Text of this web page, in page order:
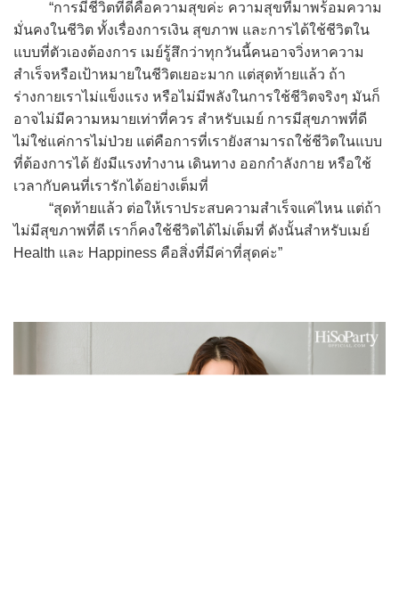
“การมีชีวิตที่ดีคือความสุขค่ะ ความสุขที่มาพร้อมความ
มั่นคงในชีวิต ทั้งเรื่องการเงิน สุขภาพ และการได้ใช้ชีวิตใน
แบบที่ตัวเองต้องการ เมย์รู้สึกว่าทุกวันนี้คนอาจวิ่งหาความ
สำเร็จหรือเป้าหมายในชีวิตเยอะมาก แต่สุดท้ายแล้ว ถ้า
ร่างกายเราไม่แข็งแรง หรือไม่มีพลังในการใช้ชีวิตจริงๆ มันก็
อาจไม่มีความหมายเท่าที่ควร สำหรับเมย์ การมีสุขภาพที่ดี
ไม่ใช่แค่การไม่ป่วย แต่คือการที่เรายังสามารถใช้ชีวิตในแบบ
ที่ต้องการได้ ยังมีแรงทำงาน เดินทาง ออกกำลังกาย หรือใช้
เวลากับคนที่เรารักได้อย่างเต็มที่
“สุดท้ายแล้ว ต่อให้เราประสบความสำเร็จแค่ไหน แต่ถ้า
ไม่มีสุขภาพที่ดี เราก็คงใช้ชีวิตได้ไม่เต็มที่ ดังนั้นสำหรับเมย์
Health และ Happiness คือสิ่งที่มีค่าที่สุดค่ะ”